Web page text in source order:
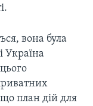
вона була
Україна
план дій для